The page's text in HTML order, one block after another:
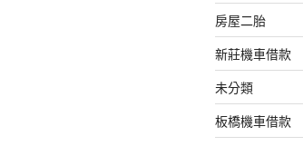
房屋二胎
新莊機車借款
未分類
板橋機車借款